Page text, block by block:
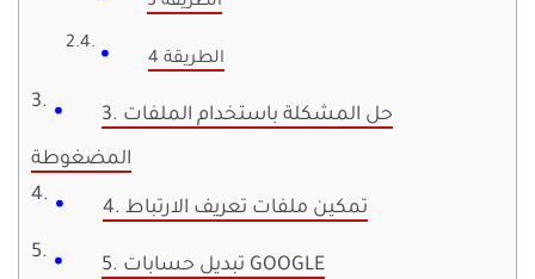
الطريقة 4
3. حل المشكلة باستخدام الملفات
المضغوطة
4. تمكين ملفات تعريف الارتباط
5. تبديل حسابات GOOGLE